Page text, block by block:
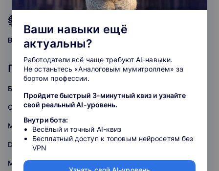
Ваша оценка: gradegrade grade
Популярные курсы: Аналитика
Бизнес-аналитика
Системная аналитика
Математика
Data Engineering
Математика для Data Science
Ваши навыки ещё
актуальны?
Работодатели всё чаще требуют AI-навыки.
Не останьтесь «Аналоговым мумитроллем» за
бортом профессии.
Пройдите быстрый 3-минутный квиз и узнайте
свой реальный AI-уровень.
Внутри бота:
Весёлый и точный AI-квиз
Бесплатный доступ к топовым нейросетям без
VPN